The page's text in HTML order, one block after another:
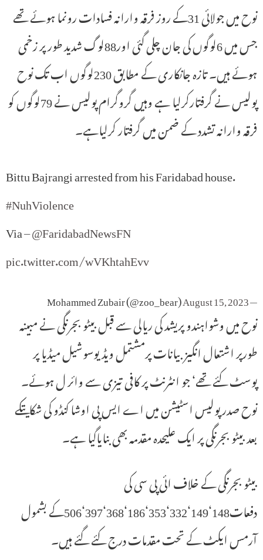
نوح میں جولائی 31کے روز فرقہ وارانہ فسادات رونما ہوئے تھے
جس میں 6لوگوں کی جان چلی گئی اور88لوگ شدید طور پر زخمی
ہوئے ہیں۔ تازہ جانکاری کے مطابق 230لوگوں اب تک نوح
پولیس نے گرفتارکرلیا ہے وہیں گروگرام پولیس نے 79لوگوں کو
فرقہ وارانہ تشدد کے ضمن میں گرفتار کرلیاہے۔
Bittu Bajrangi arrested from his Faridabad house.
#NuhViolence
Via –@FaridabadNewsFN
pic.twitter.com/wVKhtahEvv
— Mohammed Zubair (@zoo_bear)
August 15, 2023
نوح میں وشواہندو پریشد کی ریالی سے قبل بیٹو بجرنگی نے مبینہ
طورپر اشتعال انگیز بیانات پرمشتمل ویڈیوسوشیل میڈیا پر
پوسٹ کئے تھے‘ جو انٹرنٹ پر کافی تیزی سے وائر ل ہوئے۔
نوح صدر پولیس اسٹیشن میں اے ایس پی اوشا کنڈو کی شکایتکے
بعد بیٹو بجرنگی پر ایک علیحدہ مقدمہ بھی بنایاگیا ہے۔
بیٹو بجرنگی کے خلاف ائی پی سی کی
دفعات148‘149‘332‘353‘186‘368‘397‘506کے بشمول
آرمس ایکٹ کے تحت مقدمات درج کئے گئے ہیں۔